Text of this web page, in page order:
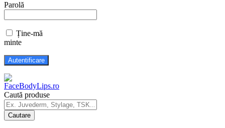
Parolă
Ține-mă
minte
Caută produse